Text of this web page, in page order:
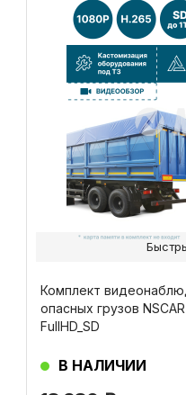
Комплект
опасных грузов
FullHD_SD
В НАЛИЧИИ